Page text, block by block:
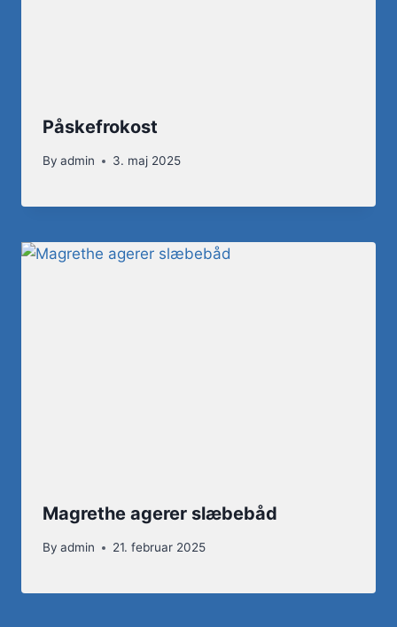
Påskefrokost
By admin 3. maj 2025
Magrethe agerer slæbebåd
By admin 21. februar 2025